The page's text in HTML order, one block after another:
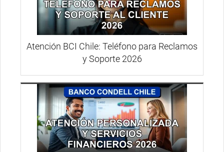
Atención BCI Chile: Teléfono para Reclamos
y Soporte 2026